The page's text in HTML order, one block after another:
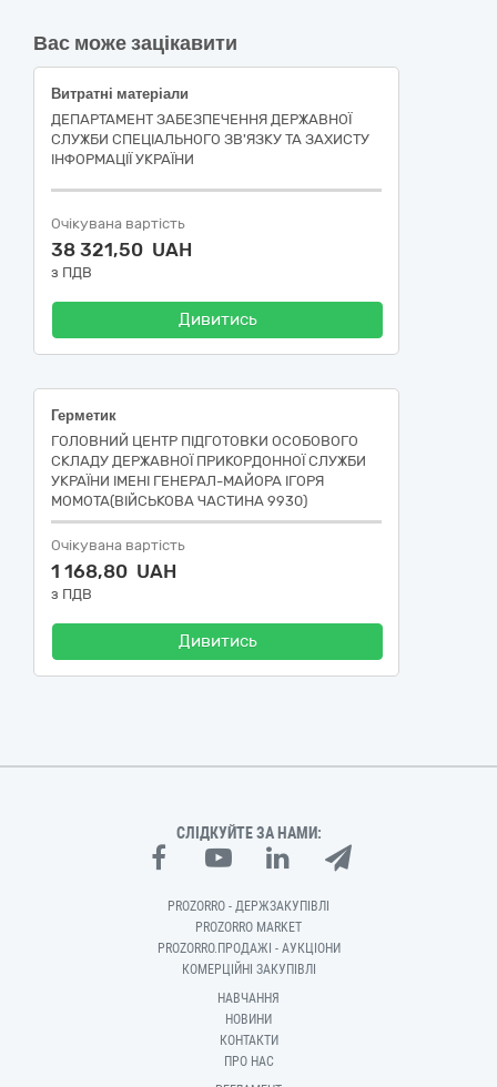
Вас може зацікавити
Витратні матеріали
ДЕПАРТАМЕНТ ЗАБЕЗПЕЧЕННЯ ДЕРЖАВНОЇ
СЛУЖБИ СПЕЦІАЛЬНОГО ЗВ'ЯЗКУ ТА ЗАХИСТУ
ІНФОРМАЦІЇ УКРАЇНИ
Очікувана вартість
38 321,50 UAH
з ПДВ
Дивитись
Герметик
ГОЛОВНИЙ ЦЕНТР ПІДГОТОВКИ ОСОБОВОГО
СКЛАДУ ДЕРЖАВНОЇ ПРИКОРДОННОЇ СЛУЖБИ
УКРАЇНИ ІМЕНІ ГЕНЕРАЛ-МАЙОРА ІГОРЯ
МОМОТА(ВІЙСЬКОВА ЧАСТИНА 9930)
Очікувана вартість
1 168,80 UAH
з ПДВ
Дивитись
СЛІДКУЙТЕ ЗА НАМИ:
PROZORRO - ДЕРЖЗАКУПІВЛІ
PROZORRO MARKET
PROZORRO.ПРОДАЖІ - АУКЦІОНИ
КОМЕРЦІЙНІ ЗАКУПІВЛІ
НАВЧАННЯ
НОВИНИ
КОНТАКТИ
ПРО НАС